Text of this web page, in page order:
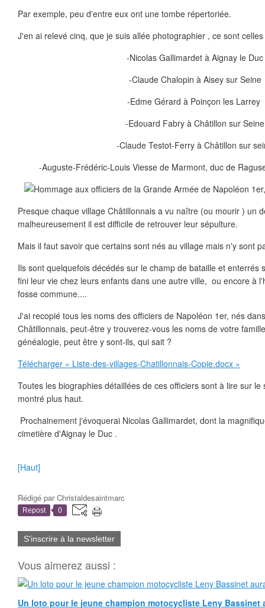
Par exemple, peu d'entre eux ont une tombe répertoriée.
J'en ai relevé cinq, que je suis allée photographier , ce sont
-Nicolas Gallimardet à Aignay le Duc
-Claude Chalopin à Aisey sur Seine
-Edme Gérard à Poinçon les Larrey
-Edouard Fabry à Châtillon sur Seine
-Claude Testot-Ferry à Châtillon sur
-Auguste-Frédéric-Louis Viesse de Marmont, duc de
Presque chaque village Châtillonnais a vu naître (ou mourir ) un
malheureusement il est difficile de retrouver leur sépulture.
Mais il faut savoir que certains sont nés au village mais n'y sont
Ils sont quelquefois décédés sur le champ de bataille et enterrés
fini leur vie chez leurs enfants dans une autre ville, ou encore à
fosse commune....
J'ai recopié tous les noms des officiers de Napoléon 1er, nés
Châtillonnais, peut-être y trouverez-vous les noms de votre
généalogie, peut être y sont-ils, qui sait ?
Télécharger « Liste-des-villages-Chatillonnais-Copie.docx »
Toutes les biographies détaillées de ces officiers sont à lire sur
montré plus haut.
Prochainement j'évoquerai Nicolas Gallimardet, dont la
cimetière d'Aignay le Duc .
[Haut]
Rédigé parChristaldesaintmarc
Repost 0
S'inscrire à la newsletter
Vous aimerez aussi :
Un loto pour le jeune champion motocycliste Leny Bassinet